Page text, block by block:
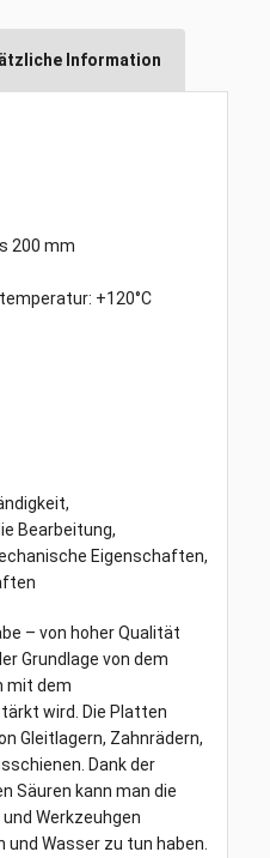
Information
200 mm
+120°C
Bearbeitung,
Eigenschaften,
– von hoher Qualität
Grundlage von dem
mit dem
wird. Die Platten
Gleitlagern, Zahnrädern,
Dank der
Säuren kann man die
Werkzeuhgen
Wasser zu tun haben.